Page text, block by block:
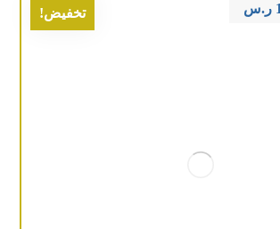
تخفيض! ر.س